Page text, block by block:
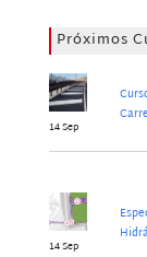
Próximos
14 Sep
14 Sep